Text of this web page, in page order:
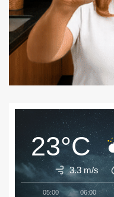
23°C
3.3 m/s
05:00 06:00